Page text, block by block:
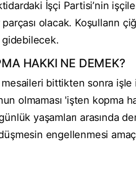
İşçi Partisi’nin
olacak. Koşulların
HAKKI NE DEMEK?
mesaileri bittikten sonra
olmaması 'işten kopma
yaşamları arasında
engellenmesi